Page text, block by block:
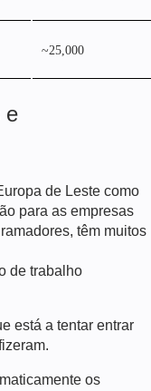
~25,000
e
de Leste como
para as empresas
têm muitos
de trabalho
está a tentar entrar
os